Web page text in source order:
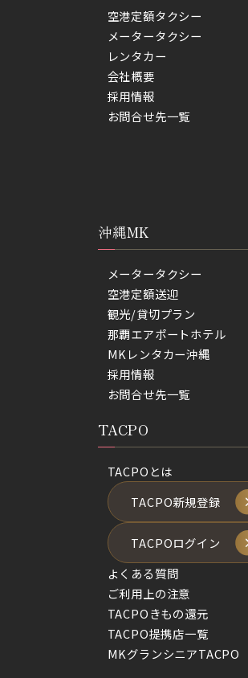
空港定額タクシー
メータータクシー
レンタカー
会社概要
採用情報
お問合せ先一覧
沖縄MK
メータータクシー
空港定額送迎
観光/貸切プラン
那覇エアポートホテル
MKレンタカー沖縄
採用情報
お問合せ先一覧
TACPO
TACPOとは
TACPO新規登録
TACPOログイン
よくある質問
ご利用上の注意
TACPOきもの還元
TACPO提携店一覧
MKグランシニアTACPO